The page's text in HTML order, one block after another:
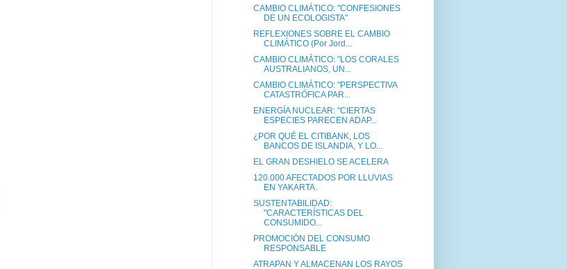
CAMBIO CLIMÁTICO: "CONFESIONES
DE UN ECOLOGISTA"
REFLEXIONES SOBRE EL CAMBIO
CLIMÁTICO (Por Jord...
CAMBIO CLIMÁTICO: "LOS CORALES
AUSTRALIANOS, UN...
CAMBIO CLIMÁTICO: "PERSPECTIVA
CATASTRÓFICA PAR...
ENERGÍA NUCLEAR: "CIERTAS
ESPECIES PARECEN ADAP...
¿POR QUÉ EL CITIBANK, LOS
BANCOS DE ISLANDIA, Y LO...
EL GRAN DESHIELO SE ACELERA
120.000 AFECTADOS POR LLUVIAS
EN YAKARTA.
SUSTENTABILIDAD:
"CARACTERÍSTICAS DEL
CONSUMIDO...
PROMOCIÓN DEL CONSUMO
RESPONSABLE
ATRAPAN Y ALMACENAN LOS RAYOS